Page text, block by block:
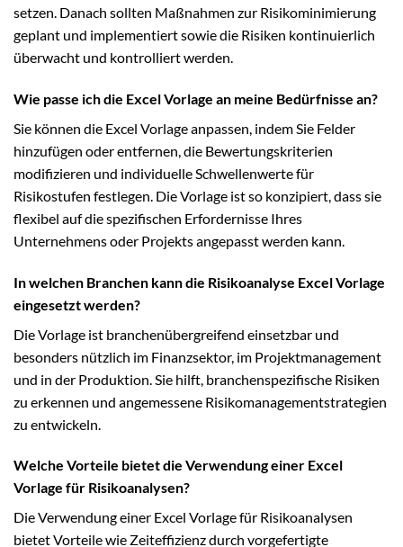
setzen. Danach sollten Maßnahmen zur Risikominimierung
geplant und implementiert sowie die Risiken kontinuierlich
überwacht und kontrolliert werden.
Wie passe ich die Excel Vorlage an meine Bedürfnisse an?
Sie können die Excel Vorlage anpassen, indem Sie Felder
hinzufügen oder entfernen, die Bewertungskriterien
modifizieren und individuelle Schwellenwerte für
Risikostufen festlegen. Die Vorlage ist so konzipiert, dass sie
flexibel auf die spezifischen Erfordernisse Ihres
Unternehmens oder Projekts angepasst werden kann.
In welchen Branchen kann die Risikoanalyse Excel Vorlage
eingesetzt werden?
Die Vorlage ist branchenübergreifend einsetzbar und
besonders nützlich im Finanzsektor, im Projektmanagement
und in der Produktion. Sie hilft, branchenspezifische Risiken
zu erkennen und angemessene Risikomanagementstrategien
zu entwickeln.
Welche Vorteile bietet die Verwendung einer Excel
Vorlage für Risikoanalysen?
Die Verwendung einer Excel Vorlage für Risikoanalysen
bietet Vorteile wie Zeiteffizienz durch vorgefertigte